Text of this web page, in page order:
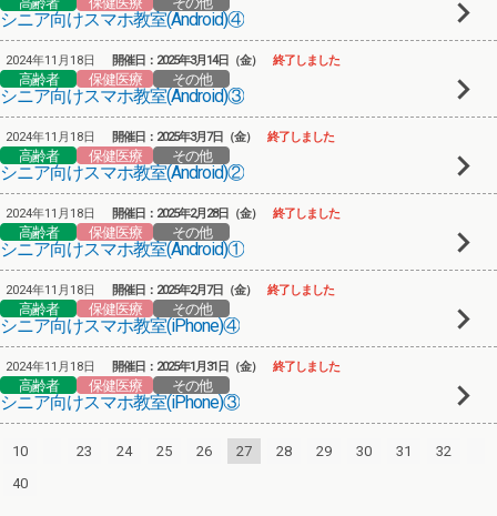
シニア向けスマホ教室(Android)④
2024年11月18日
高齢者 保健医療 その他
シニア向けスマホ教室(Android)③
開催日：2025年3月14日（金） 終了しました
2024年11月18日
高齢者 保健医療 その他
シニア向けスマホ教室(Android)②
開催日：2025年3月7日（金） 終了しました
2024年11月18日
高齢者 保健医療 その他
シニア向けスマホ教室(Android)①
開催日：2025年2月28日（金） 終了しました
2024年11月18日
高齢者 保健医療 その他
シニア向けスマホ教室(iPhone)④
開催日：2025年2月7日（金） 終了しました
2024年11月18日
高齢者 保健医療 その他
シニア向けスマホ教室(iPhone)③
開催日：2025年1月31日（金） 終了しました
10 23 24 25 26 27 28 29 30 31
32
40